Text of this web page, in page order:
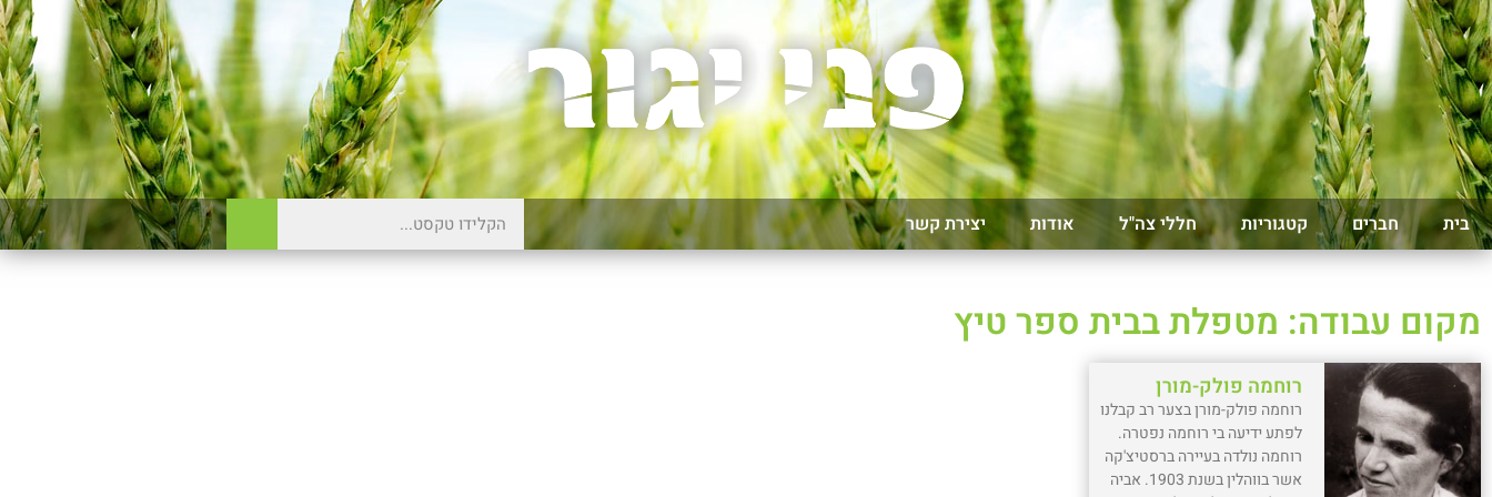
בית חברים קטגוריות חללי צה"ל אודות יצירת קשר
מקום עבודה: מטפלת בבית ספר טיץ
רוחמה פולק-מורן
רוחמה פולק-מורן בצער רב קבלנו
לפתע ידיעה בי רוחמה נפטרה.
רוחמה נולדה בעיירה ברסטיצ'קה
אשר בווהלין בשנת 1903. אביה